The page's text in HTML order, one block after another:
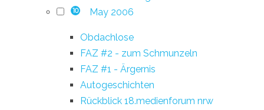
10 May 2006
Obdachlose
FAZ #2 - zum Schmunzeln
FAZ #1 - Ärgernis
Autogeschichten
Rückblick 18.medienforum nrw